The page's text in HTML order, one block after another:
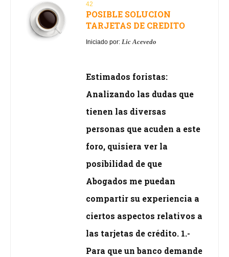
42
POSIBLE SOLUCION
TARJETAS DE CREDITO
Iniciado por: Lic Acevedo
Estimados foristas:
Analizando las dudas que
tienen las diversas
personas que acuden a este
foro, quisiera ver la
posibilidad de que
Abogados me puedan
compartir su experiencia a
ciertos aspectos relativos a
las tarjetas de crédito. 1.-
Para que un banco demande